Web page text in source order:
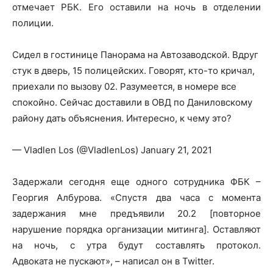
отмечает РБК. Его оставили на ночь в отделении
полиции.
Сидел в гостинице Панорама на Автозаводской. Вдруг
стук в дверь, 15 полицейских. Говорят, кто-то кричал,
приехали по вызову 02. Разумеется, в номере все
спокойно. Сейчас доставили в ОВД по Даниловскому
району дать объяснения. Интересно, к чему это?
— Vladlen Los (@VladlenLos) January 21, 2021
Задержали сегодня еще одного сотрудника ФБК –
Георгия Албурова. «Спустя два часа с момента
задержания мне предъявили 20.2 [повторное
нарушение порядка организации митинга]. Оставляют
на ночь, с утра будут составлять протокол.
Адвоката не пускают», – написал он в Twitter.